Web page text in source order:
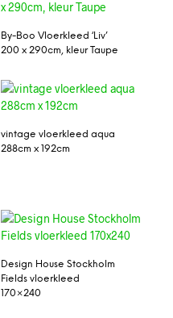
By-Boo Vloerkleed ‘Liv’
200 x 290cm, kleur Taupe
vintage vloerkleed aqua
288cm x 192cm
Design House Stockholm
Fields vloerkleed
170×240